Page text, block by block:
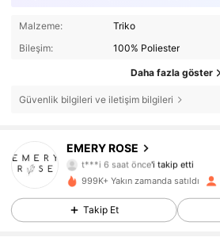
Malzeme:
Triko
Bileşim:
100% Poliester
Daha fazla göster
Güvenlik bilgileri ve iletişim bilgileri
EMERY ROSE
4,80
1.8M Takipçiler
t***i 6 saat önce'i takip etti
999K+ Yakın zamanda satıldı
Takip Et